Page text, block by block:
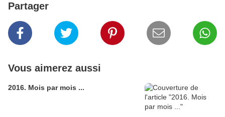
Partager
Vous aimerez aussi
2016. Mois par mois ...